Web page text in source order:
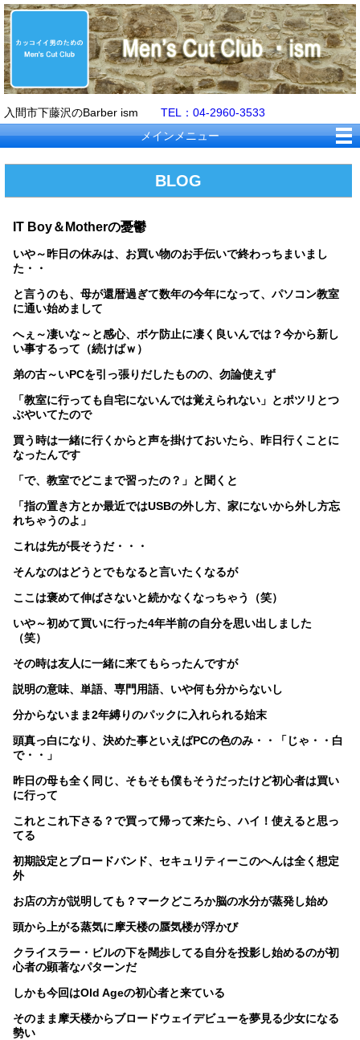
入間市下藤沢のBarber ism TEL：04-2960-3533
メインメニュー
BLOG
IT Boy＆Motherの憂鬱
いや～昨日の休みは、お買い物のお手伝いで終わっちまいまし
た・・
と言うのも、母が還暦過ぎて数年の今年になって、パソコン教室
に通い始めまして
へぇ～凄いな～と感心、ボケ防止に凄く良いんでは？今から新し
い事するって（続けばｗ）
弟の古～いPCを引っ張りだしたものの、勿論使えず
「教室に行っても自宅にないんでは覚えられない」とポツリとつ
ぶやいてたので
買う時は一緒に行くからと声を掛けておいたら、昨日行くことに
なったんです
「で、教室でどこまで習ったの？」と聞くと
「指の置き方とか最近ではUSBの外し方、家にないから外し方忘
れちゃうのよ」
これは先が長そうだ・・・
そんなのはどうとでもなると言いたくなるが
ここは褒めて伸ばさないと続かなくなっちゃう（笑）
いや～初めて買いに行った4年半前の自分を思い出しました
（笑）
その時は友人に一緒に来てもらったんですが
説明の意味、単語、専門用語、いや何も分からないし
分からないまま2年縛りのパックに入れられる始末
頭真っ白になり、決めた事といえばPCの色のみ・・「じゃ・・白
で・・」
昨日の母も全く同じ、そもそも僕もそうだったけど初心者は買い
に行って
これとこれ下さる？で買って帰って来たら、ハイ！使えると思っ
てる
初期設定とブロードバンド、セキュリティーこのへんは全く想定
外
お店の方が説明しても？マークどころか脳の水分が蒸発し始め
頭から上がる蒸気に摩天楼の蜃気楼が浮かび
クライスラー・ビルの下を闊歩してる自分を投影し始めるのが初
心者の顕著なパターンだ
しかも今回はOld Ageの初心者と来ている
そのまま摩天楼からブロードウェイデビューを夢見る少女になる
勢い